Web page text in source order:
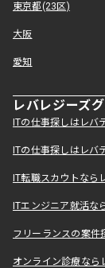
東京都(23区)
大阪
愛知
レバレジーズ
ITの仕事探しはレバ
ITの仕事探しはレバ
IT転職スカウトなら
ITエンジニア就活な
フリーランスの案件
オンライン診療なら